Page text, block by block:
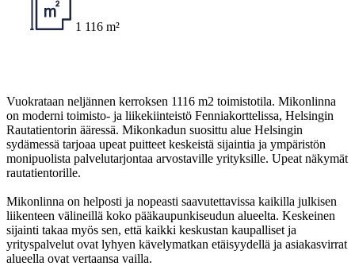
1 116 m²
Vuokrataan neljännen kerroksen 1116 m2 toimistotila. Mikonlinna
on moderni toimisto- ja liikekiinteistö Fenniakorttelissa, Helsingin
Rautatientorin ääressä. Mikonkadun suosittu alue Helsingin
sydämessä tarjoaa upeat puitteet keskeistä sijaintia ja ympäristön
monipuolista palvelutarjontaa arvostaville yrityksille. Upeat näkymät
rautatientorille.
Mikonlinna on helposti ja nopeasti saavutettavissa kaikilla julkisen
liikenteen välineillä koko pääkaupunkiseudun alueelta. Keskeinen
sijainti takaa myös sen, että kaikki keskustan kaupalliset ja
yrityspalvelut ovat lyhyen kävelymatkan etäisyydellä ja asiakasvirrat
alueella ovat vertaansa vailla.